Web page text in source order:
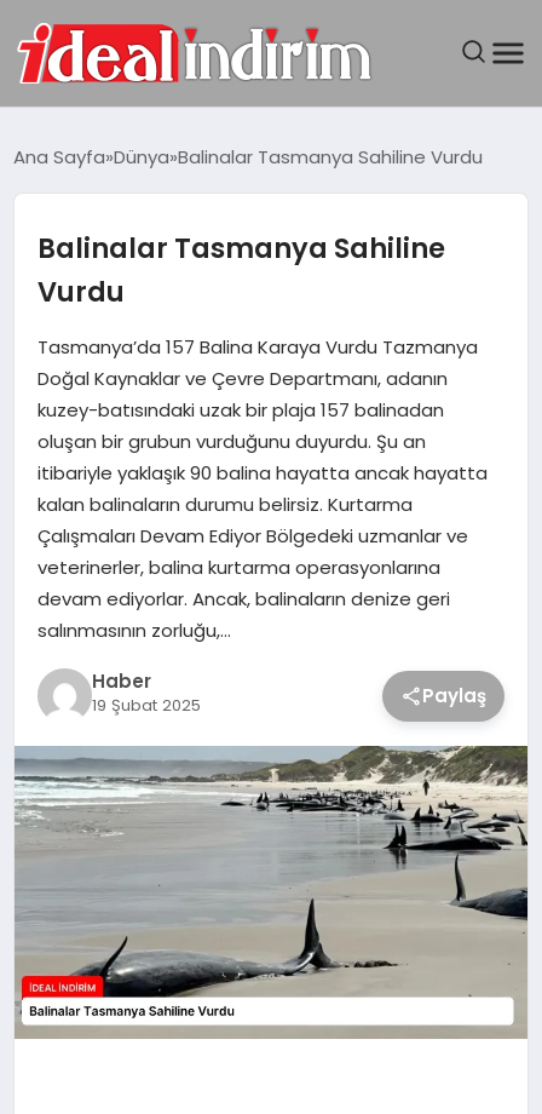
BILGISAYAR
DÜNYA
TEKNOLOJI
YAŞAM
Ana Sayfa Dünya Balinalar Tasmanya Sahiline Vurdu
Balinalar Tasmanya Sahiline
Vurdu
Tasmanya’da 157 Balina Karaya Vurdu Tazmanya
Doğal Kaynaklar ve Çevre Departmanı, adanın
kuzey-batısındaki uzak bir plaja 157 balinadan
oluşan bir grubun vurduğunu duyurdu. Şu an
itibariyle yaklaşık 90 balina hayatta ancak hayatta
kalan balinaların durumu belirsiz. Kurtarma
Çalışmaları Devam Ediyor Bölgedeki uzmanlar ve
veterinerler, balina kurtarma operasyonlarına
devam ediyorlar. Ancak, balinaların denize geri
salınmasının zorluğu,…
Haber
19 Şubat 2025 Paylaş